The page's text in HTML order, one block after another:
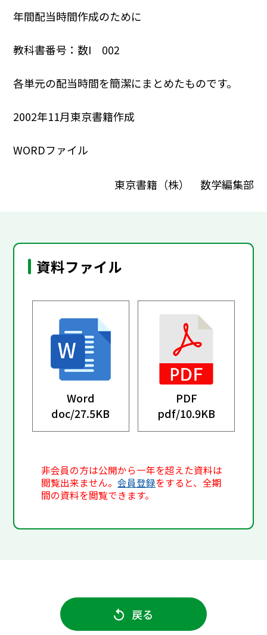
年間配当時間作成のために
教科書番号：数I 002
各単元の配当時間を簡潔にまとめたものです。
2002年11月東京書籍作成
WORDファイル
東京書籍（株） 数学編集部
資料ファイル
Word
doc/27.5KB
PDF
pdf/10.9KB
非会員の方は公開から一年を超えた資料は
閲覧出来ません。会員登録をすると、全期
間の資料を閲覧できます。
戻る